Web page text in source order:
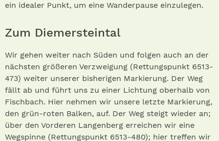
ein idealer Punkt, um eine Wanderpause einzulegen.
Zum Diemersteintal
Wir gehen weiter nach Süden und folgen auch an der
nächsten größeren Verzweigung (Rettungspunkt 6513-
473) weiter unserer bisherigen Markierung. Der Weg
fällt ab und führt uns zu einer Lichtung oberhalb von
Fischbach. Hier nehmen wir unsere letzte Markierung,
den grün-roten Balken, auf. Der Weg steigt wieder an;
über den Vorderen Langenberg erreichen wir eine
Wegspinne (Rettungspunkt 6513-480); hier treffen wir